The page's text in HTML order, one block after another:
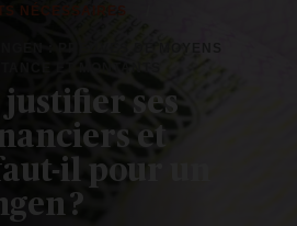
NÉCESSAIRES
ses
et
il pour un
?